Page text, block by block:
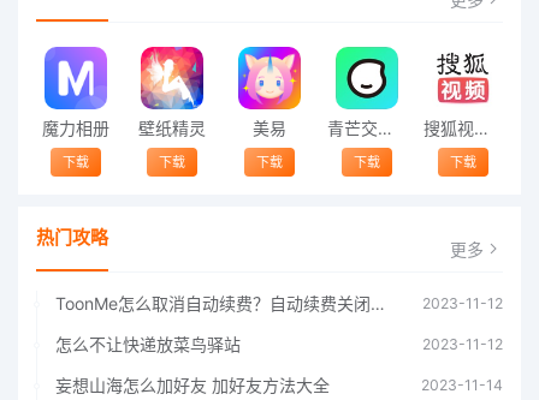
魔力相册
下载
壁纸精灵
下载
美易
下载
青芒交友软件官方版2021 v1.3
下载
搜狐视频app免费送会员下载安装到手机 v8.8.5
下载
热门攻略 更多
ToonMe怎么取消自动续费？自动续费关闭方法 2023-11-12
怎么不让快递放菜鸟驿站 2023-11-12
妄想山海怎么加好友 加好友方法大全 2023-11-14